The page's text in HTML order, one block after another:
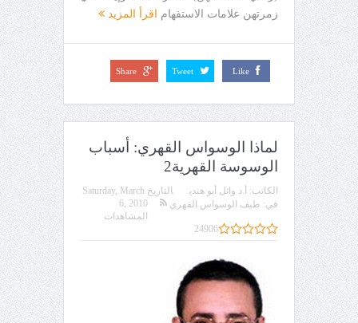
زمرتهن علامات الاستفهام
اقرأ المزيد
Like
Tweet
Share
لماذا الوسواس القهري: أسباب
الوسوسة القهرية2
الكاتب: أ.د وائل أبو هندي التاريخ Saturday, March
6, 2010
في: طيف الوسواس القهري
المشاهدات
24906